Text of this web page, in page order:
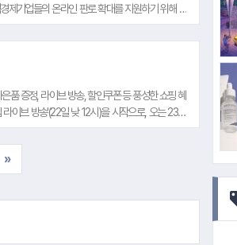
제기업들의 온라인 판로 확대를 지원하기 위해 11
운영을 지원하고, '긴급공수', '쇼킹딜' 등 주요 프
업의 판매 확대도 지원한다
품 증정, 라이브 방송, 할인쿠폰 등 풍성한 쇼핑 혜
이브 방송'(22일 낮 12시)을 시작으로, 오는 23일
고 해리포터, 시티, 듀플로, 디즈니, 스피드챔피언,
매 사은품 혜택도 풍성하다. 오는 28일 '바디프랜
이상 할인한 235만8,000원에 구매할 수 있다.
»
#삼